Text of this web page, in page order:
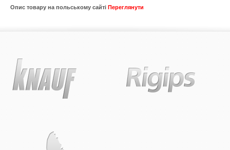
Опис товару на польському сайті Переглянути